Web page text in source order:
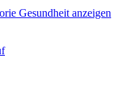
Gesundheit anzeigen